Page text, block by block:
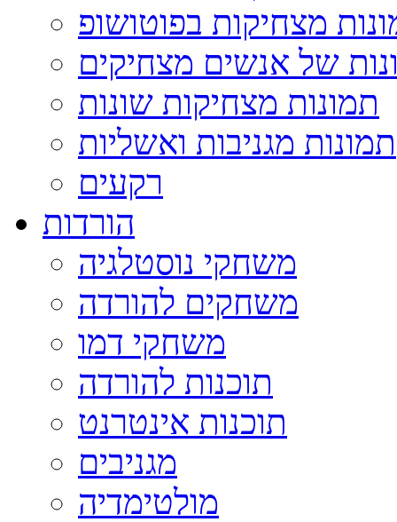
מצחיקות בפוטושופ
של אנשים מצחיקים
תמונות מצחיקות שונות
תמונות מגניבות ואשליות
רקעים
הורדות
משחקי נוסטלגיה
משחקים להורדה
משחקי דמו
תוכנות להורדה
תוכנות אינטרנט
מגניבים
מולטימדיה